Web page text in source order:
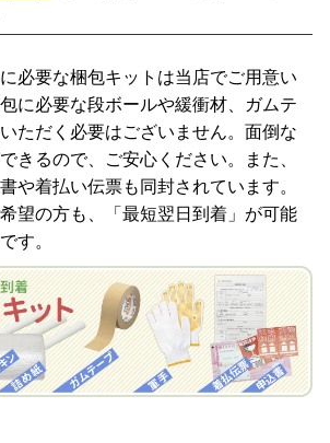
商品を撮影して、査定フォームから画像
を送信します。
ルで申し込み
査定結果をメールで確認し、梱包キット
を申し込みます。梱包キットは送料無料
でお届けします。
発送・梱包
梱包キットに同封する発送ガイドの手順
・査定画像を送信
「ジョニージョイLINE査定」を友だちに
追加し、スマートフォンなどのカメラで
撮影したおもちゃの写真をトーク中に送
信します。
で申し込み
査定結果をLINEで確認し、梱包キットを
申し込みます。梱包キットは送料無料で
お届けします。
発送・梱包
必要な梱包キットは当店でご用意い
に必要な段ボールや緩衝材、ガムテ
ただく必要はございません。面倒な
きるので、ご安心ください。また、
や着払い伝票も同封されています。
望の方も、「最短翌日到着」が可能
す。